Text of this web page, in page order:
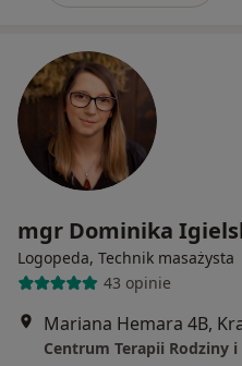
mgr Dominika
Logopeda, Technik masażysta
43 opinie
Mariana Hemara 4B,
Centrum Terapii Rodziny i